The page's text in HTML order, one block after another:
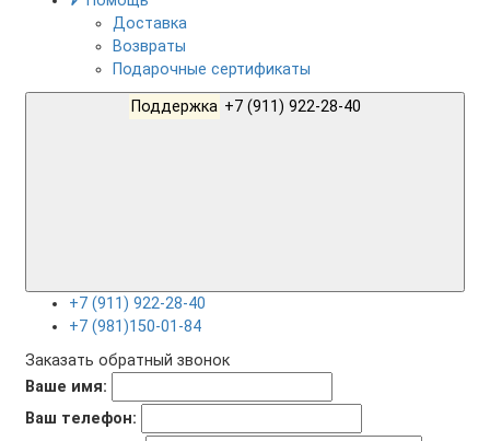
Доставка
Возвраты
Подарочные сертификаты
Поддержка
+7 (911) 922-28-40
+7 (981)150-01-84
Заказать обратный звонок
Ваше имя:
Ваш телефон: